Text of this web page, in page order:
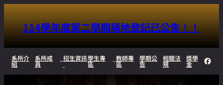
114學年度第二學期場地登記已公告！！
跳
至
系所介
紹
系所成
員
招生資訊學生專
區
教師專
區
學期公
告
相關法
規
獎學
金